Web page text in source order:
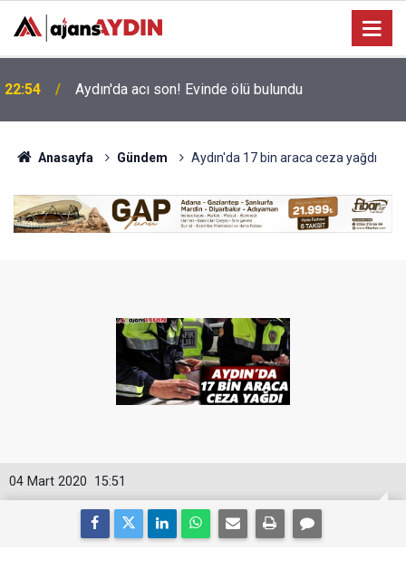
18:45
vatandaşla buluşuyor
Anasayfa Gündem Aydın'da 17 bin araca ceza yağdı
15:51
04 Mart 2020